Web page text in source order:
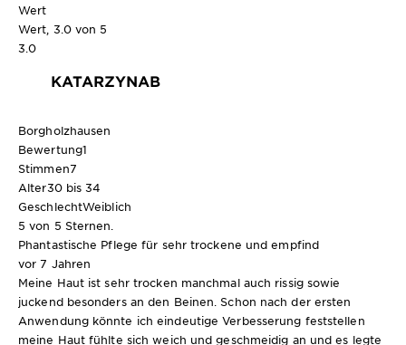
Wert
Wert, 3.0 von 5
3.0
KATARZYNAB
Borgholzhausen
Bewertung1
Stimmen7
Alter30 bis 34
GeschlechtWeiblich
5 von 5 Sternen.
Phantastische Pflege für sehr trockene und empfind
vor 7 Jahren
Meine Haut ist sehr trocken manchmal auch rissig sowie
juckend besonders an den Beinen. Schon nach der ersten
Anwendung könnte ich eindeutige Verbesserung feststellen
meine Haut fühlte sich weich und geschmeidig an und es legte